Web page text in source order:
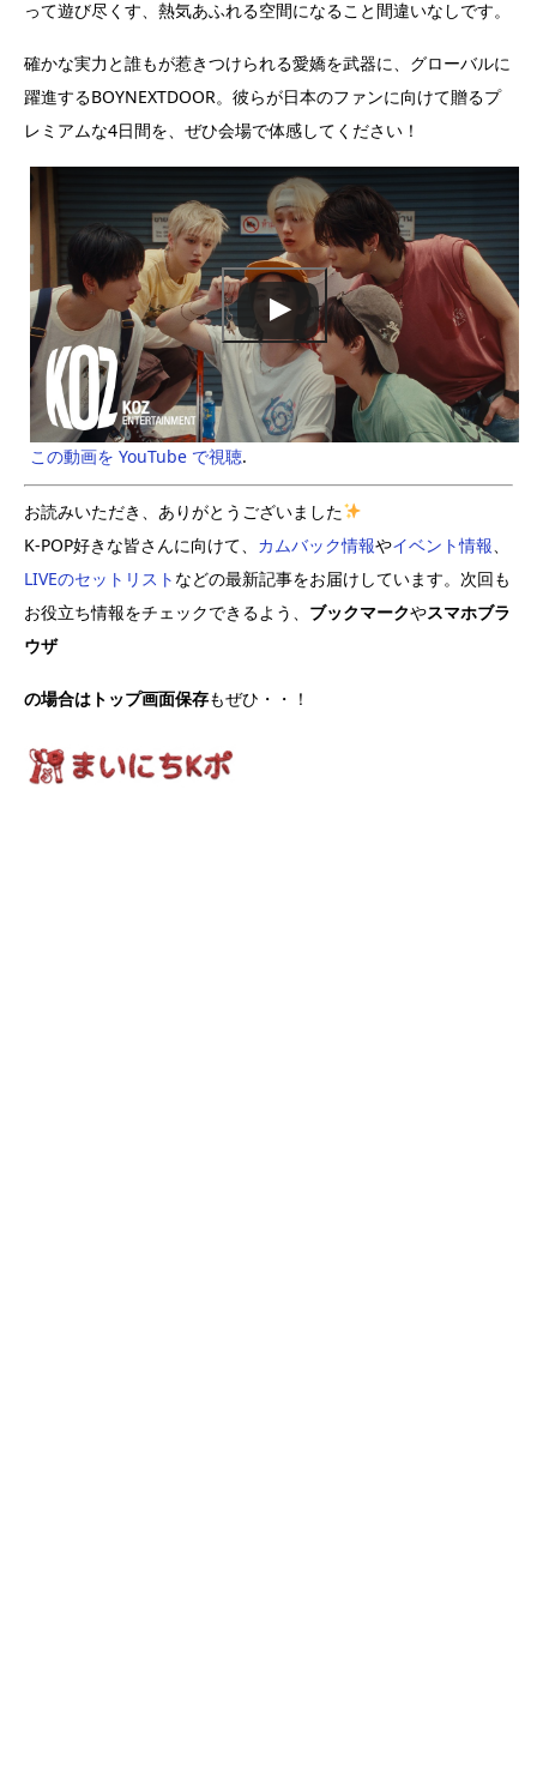
って遊び尽くす、熱気あふれる空間になること間違いなしです。
確かな実力と誰もが惹きつけられる愛嬌を武器に、グローバルに
躍進するBOYNEXTDOOR。彼らが日本のファンに向けて贈るプ
レミアムな4日間を、ぜひ会場で体感してください！
この動画を YouTube で視聴.
お読みいただき、ありがとうございました
K-POP好きな皆さんに向けて、 カムバック情報やイベント情報、
LIVEのセットリスト などの最新記事をお届けしています。次回も
お役立ち情報をチェックできるよう、 ブックマークやスマホブラ
ウザ
の場合はトップ画面保存もぜひ・・！